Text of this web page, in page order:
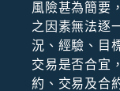
風險甚為簡要
之因素無法逐
況、經驗、⽬
交易是否合宜
約、交易及合